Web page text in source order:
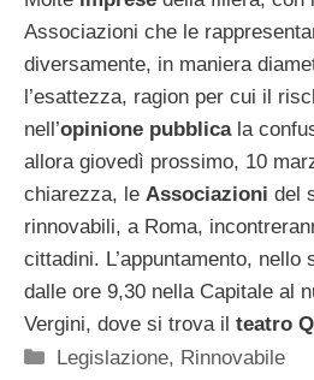
Associazioni che le
diversamente, in maniera
l’esattezza, ragion per cui il
nell’opinione pubblicala
allora giovedì prossimo, 10
chiarezza, le Associazioni del
rinnovabili, a Roma,
cittadini. L’appuntamento,
dalle ore 9,30 nella Capitale al
Vergini, dove si trova il teatro
Categorie
Legislazione, Rinnovabile